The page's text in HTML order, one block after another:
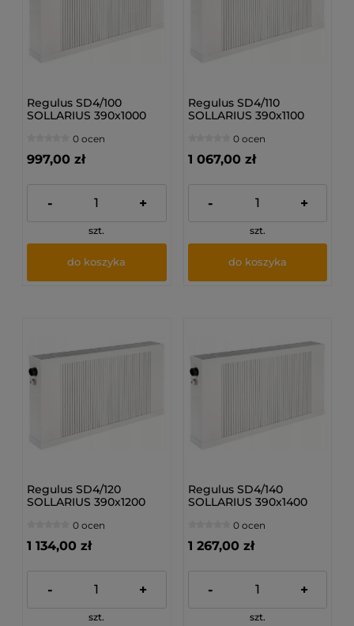
Regulus SD4/100
SOLLARIUS 390x1000
dolnozasilany
0 ocen
997,00 zł
- +
szt.
do koszyka
Regulus SD4/110
SOLLARIUS 390x1100
dolnozasilany
0 ocen
1 067,00 zł
- +
szt.
do koszyka
Regulus SD4/120
SOLLARIUS 390x1200
dolnozasilany
0 ocen
1 134,00 zł
- +
szt.
Regulus SD4/140
SOLLARIUS 390x1400
dolnozasilany
0 ocen
1 267,00 zł
- +
szt.